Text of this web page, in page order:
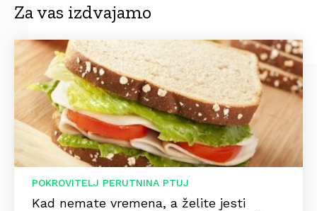
Za vas izdvajamo
POKROVITELJ PERUTNINA PTUJ
Kad nemate vremena, a želite jesti